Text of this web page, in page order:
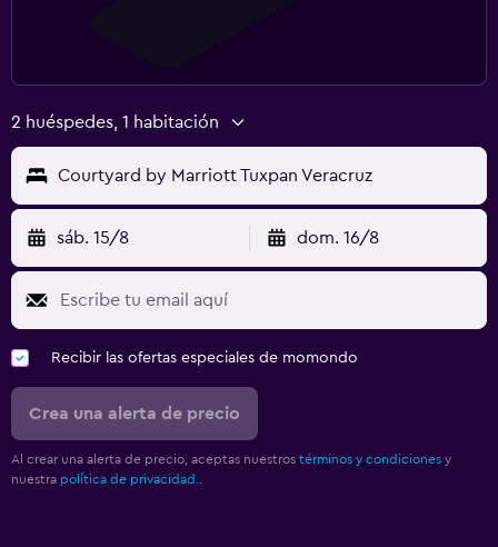
2 huéspedes, 1 habitación
Courtyard by Marriott Tuxpan Veracruz
sáb. 15/8 dom. 16/8
Recibir las ofertas especiales de momondo
Crea una alerta de precio
Al crear una alerta de precio, aceptas nuestros términos y condiciones y
nuestra política de privacidad.